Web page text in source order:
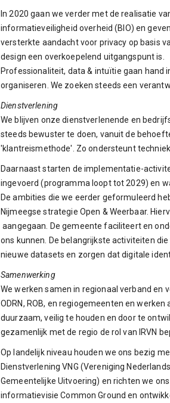
In 2020 gaan we verder met de realisatie
informatieveiligheid overheid (BIO) en
versterkte aandacht voor privacy op basis
design een overkoepelend uitgangspunt is.
Professionaliteit, data & intuïtie gaan hand
organiseren. We zoeken steeds een
Dienstverlening
We blijven onze dienstverlenende en
steeds bewuster te doen, vanuit de
'klantreismethode'. Zo ondersteunt
Daarnaast starten de implementatie-
ingevoerd (programma loopt tot 2029) en
De ambities die we eerder geformuleerd
Nijmeegse strategie Open & Weerbaar.
aangegaan. De gemeente faciliteert en
ons kunnen. De belangrijkste activiteiten
nieuwe datasets en zorgen dat digitale
Samenwerking
We werken samen in regionaal verband
ODRN, ROB, en regiogemeenten en
duurzaam, veilig te houden en door te
gezamenlijk met de regio de rol van IRVN
Op landelijk niveau houden we ons bezig
Dienstverlening VNG (Vereniging
Gemeentelijke Uitvoering) en richten we
informatievisie Common Ground en